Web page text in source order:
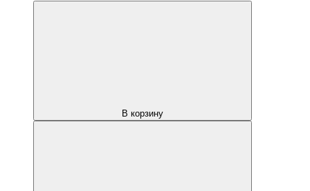
В корзину